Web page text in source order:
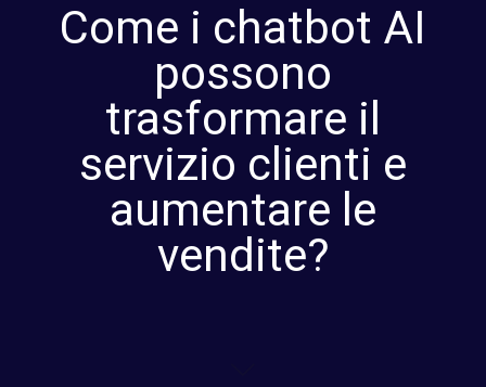
Come i chatbot AI
possono
trasformare il
servizio clienti e
aumentare le
vendite?